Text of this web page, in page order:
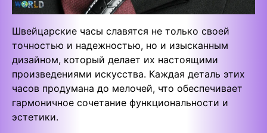
Швейцарские часы славятся не только своей
точностью и надежностью, но и изысканным
дизайном, который делает их настоящими
произведениями искусства. Каждая деталь этих
часов продумана до мелочей, что обеспечивает
гармоничное сочетание функциональности и
эстетики.